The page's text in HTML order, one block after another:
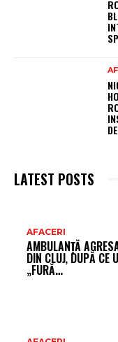
LATEST POSTS
AFACERI
AMBULANȚĂ
DIN CLUJ, DUPĂ CE
„FURĂ…